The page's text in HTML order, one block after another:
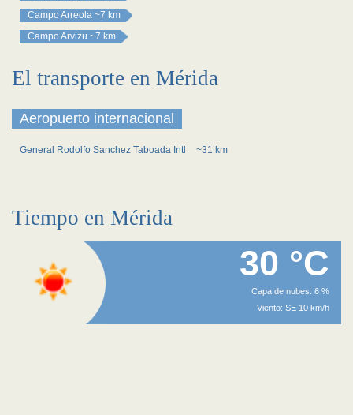
Campo Arreola ~7 km
Campo Arvizu ~7 km
El transporte en Mérida
Aeropuerto internacional
General Rodolfo Sanchez Taboada Intl ~31 km
Tiempo en Mérida
30 °C
Capa de nubes: 6 %
Viento: SE 10 km/h